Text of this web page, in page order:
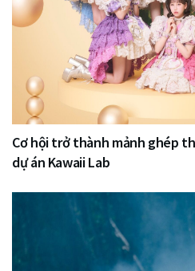
Cơ hội trở thành mảnh ghép
dự án Kawaii Lab